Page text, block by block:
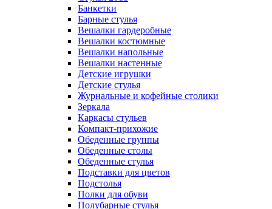
Банкетки
Барные стулья
Вешалки гардеробные
Вешалки костюмные
Вешалки напольные
Вешалки настенные
Детские игрушки
Детские стулья
Журнальные и кофейные столики
Зеркала
Каркасы стульев
Компакт-прихожие
Обеденные группы
Обеденные столы
Обеденные стулья
Подставки для цветов
Подстолья
Полки для обуви
Полубарные стулья